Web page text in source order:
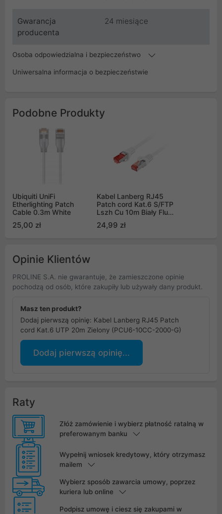
Gwarancja
producenta
24 miesiące
Osoba odpowiedzialna i bezpieczeństwo
Uniwersalna informacja o bezpieczeństwie
Podobne Produkty
Ubiquiti UniFi
Etherlighting Patch
Cable 0.3m White
25,00 zł
Kabel Lanberg RJ45
Patch cord Kat.6 S/FTP
Lszh Cu 10m Biały Fluke
Passed
24,99 zł
Opinie Klientów
PROLINE S.A. nie gwarantuje, że zamieszczone opinie
pochodzą od osób, które zakupiły lub używały dany produkt.
Masz ten produkt?
Dodaj pierwszą opinię: Kabel Lanberg RJ45 Patch
cord Kat.6 UTP 20m Zielony (PCU6-10CC-2000-G)
Dodaj pierwszą opinię...
Raty
Złóż zamówienie i wybierz płatność ratalną w
preferowanym banku
Wypełnij wniosek kredytowy, który otrzymasz
mailem
Wybierz sposób zawarcia umowy, poprzez
kuriera lub online
Podpisz umowę i ciesz się zakupami w